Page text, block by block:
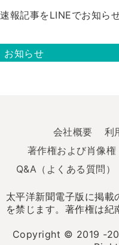
速報記事をLINEでお知ら
お知らせ
会社概要
利
著作権および肖像権
Q&A（よくある質問）
太平洋新聞電子版に掲載
を禁じます。著作権は紀
Copyright © 2019 -